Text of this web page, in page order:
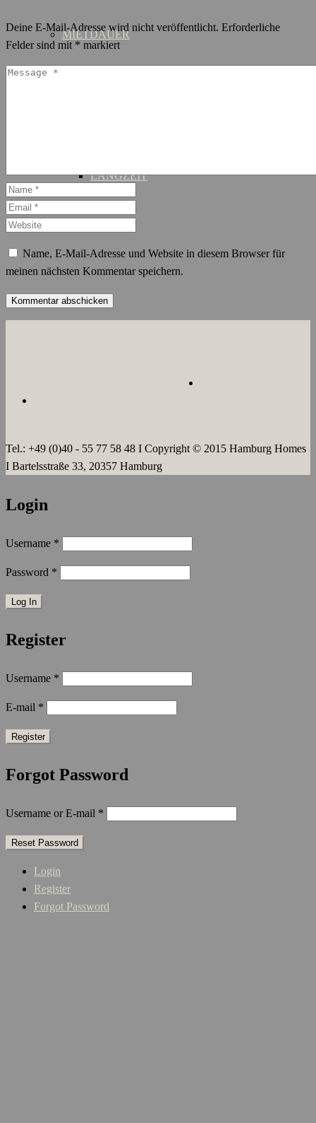
MIETDAUER
LANGZEIT
Deine E-Mail-Adresse wird nicht veröffentlicht. Erforderliche
Felder sind mit * markiert
Name, E-Mail-Adresse und Website in diesem Browser für
meinen nächsten Kommentar speichern.
Tel.: +49 (0)40 - 55 77 58 48 I Copyright © 2015 Hamburg Homes
I Bartelsstraße 33, 20357 Hamburg
Login
Username *
Password *
Register
Username *
E-mail *
Forgot Password
Username or E-mail *
Login
Register
Forgot Password